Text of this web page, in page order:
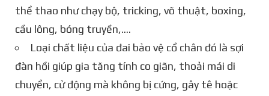
thể thao như chạy bộ, tricking, võ thuật, boxing,
cầu lông, bóng truyền,....
Loại chất liệu của đai bảo vệ cổ chân đó là sợi
đàn hồi giúp gia tăng tính co giãn, thoải mái di
chuyển, cử động mà không bị cứng, gây tê hoặc